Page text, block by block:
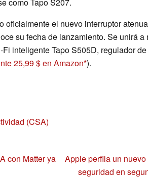
oficialmente el nuevo interruptor
su fecha de lanzamiento. Se unirá
inteligente Tapo S505D, regulador
25,99 $ en Amazon ).
(CSA)
con Matter ya
Apple perfila un
seguridad en